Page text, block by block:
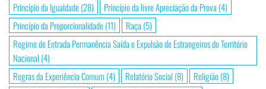
Princípio da Igualdade(28) Princípio da livre Apreciação da Prova (4)
Princípio da Proporcionalidade(11) Raça (5)
Regime de Entrada Permanência Saída e Expulsão de Estrangeiros do Território
Nacional (4)
Regras da Experiência Comum (4) Relatório Social (8) Religião(8)